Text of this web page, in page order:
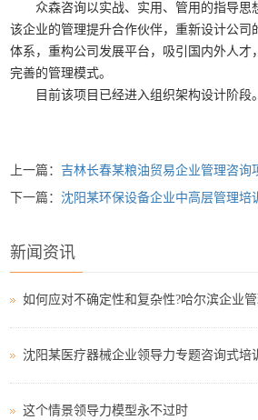
众森咨询以实战、实用、管用的指导思
该企业的管理提升合作伙伴，重新设计公司
体系，重构公司发展平台，吸引国内外人才
完善的管理模式。
目前该项目已经进入组织架构设计阶段。
上一篇：吉林长春某粮油贸易企业管理咨询
下一篇：沈阳某环保设备企业中高层管理培
新闻资讯
沈阳某医疗器械企业领导力专题咨询式培
这个情景领导力模型永不过时